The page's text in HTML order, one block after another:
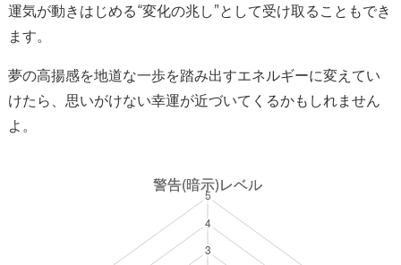
運気が動きはじめる“変化の兆し”として受け取ることもでき
ます。
夢の高揚感を地道な一歩を踏み出すエネルギーに変えてい
けたら、思いがけない幸運が近づいてくるかもしれません
よ。